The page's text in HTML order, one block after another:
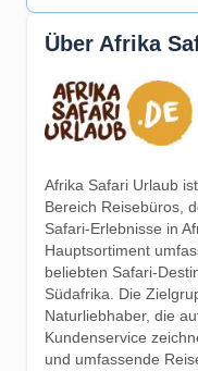
Über Afrika
Afrika Safari Urlaub
Bereich Reisebüros,
Safari-Erlebnisse in
Hauptsortiment
beliebten Safari-
Südafrika. Die
Naturliebhaber, die
Kundenservice
und umfassende